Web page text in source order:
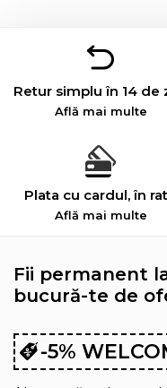
Retur simplu în 14 de
Află mai multe
Plata cu cardul, în
Află mai multe
Fii permanent
bucură-te de
-5%